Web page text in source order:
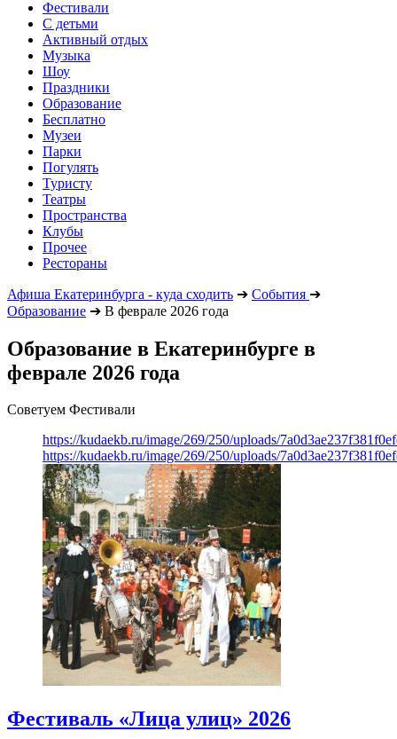
Фестивали
С детьми
Активный отдых
Музыка
Шоу
Праздники
Образование
Бесплатно
Музеи
Парки
Погулять
Туристу
Театры
Пространства
Клубы
Прочее
Рестораны
Афиша Екатеринбурга - куда сходить ➔ События ➔
Образование ➔ В феврале 2026 года
Образование в Екатеринбурге в
феврале 2026 года
Советуем Фестивали
https://kudaekb.ru/image/269/250/uploads/
https://kudaekb.ru/image/269/250/uploads/
Фестиваль «Лица улиц» 2026